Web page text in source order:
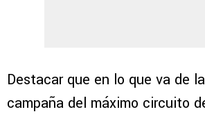
Destacar que en lo que va de
campaña del máximo circuito